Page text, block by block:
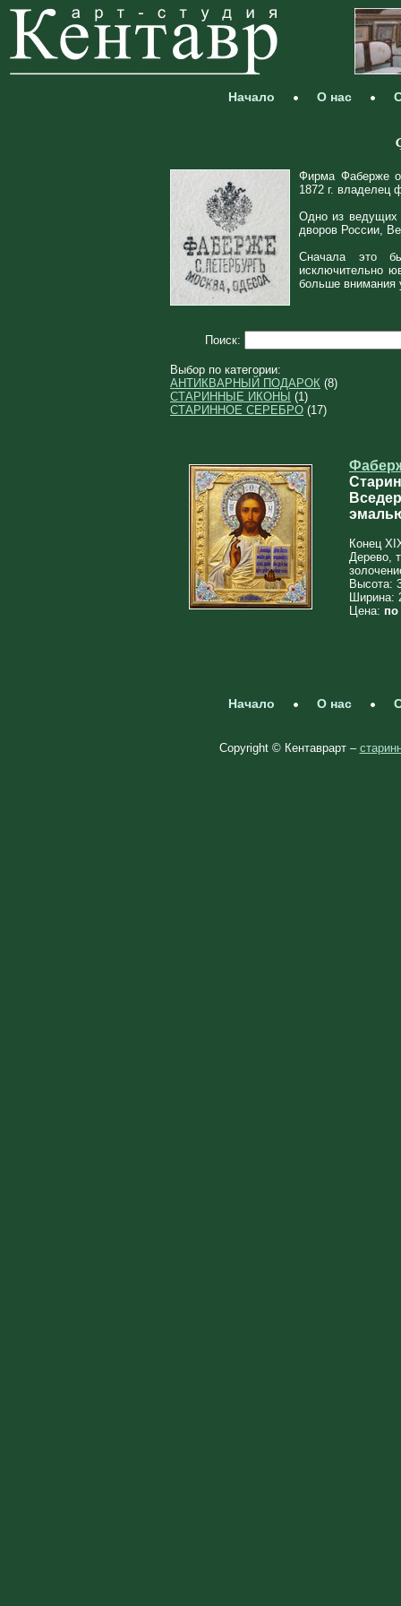
Начало О нас
Фирма Фаберже
1872 г. владелец
Одно из ведущих
дворов России,
Сначала это
исключительно
больше внимания
Поиск:
Выбор по категории:
АНТИКВАРНЫЙ ПОДАРОК (8)
СТАРИННЫЕ ИКОНЫ (1)
СТАРИННОЕ СЕРЕБРО (17)
Конец
Дерево,
Высота:
Ширина:
Цена: по
Начало О нас
Copyright © Кентаврарт –